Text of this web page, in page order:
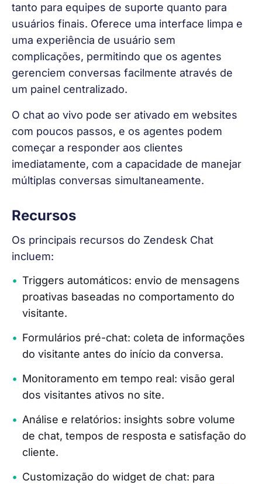
tanto para equipes de suporte quanto para
usuários finais. Oferece uma interface limpa e
uma experiência de usuário sem
complicações, permitindo que os agentes
gerenciem conversas facilmente através de
um painel centralizado.
O chat ao vivo pode ser ativado em websites
com poucos passos, e os agentes podem
começar a responder aos clientes
imediatamente, com a capacidade de manejar
múltiplas conversas simultaneamente.
Recursos
Os principais recursos do Zendesk Chat
incluem:
Triggers automáticos: envio de mensagens
proativas baseadas no comportamento do
visitante.
Formulários pré-chat: coleta de informações
do visitante antes do início da conversa.
Monitoramento em tempo real: visão geral
dos visitantes ativos no site.
Análise e relatórios: insights sobre volume
de chat, tempos de resposta e satisfação do
cliente.
Customização do widget de chat: para